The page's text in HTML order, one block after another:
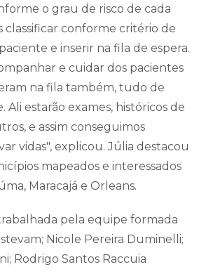
o grau de risco de cada
classificar conforme critério de
e inserir na fila de espera.
e cuidar dos pacientes
na fila também, tudo de
estarão exames, históricos de
e assim conseguimos
vidas", explicou. Júlia destacou
mapeados e interessados
Maracajá e Orleans.
pela equipe formada
Nicole Pereira Duminelli;
Rodrigo Santos Raccuia